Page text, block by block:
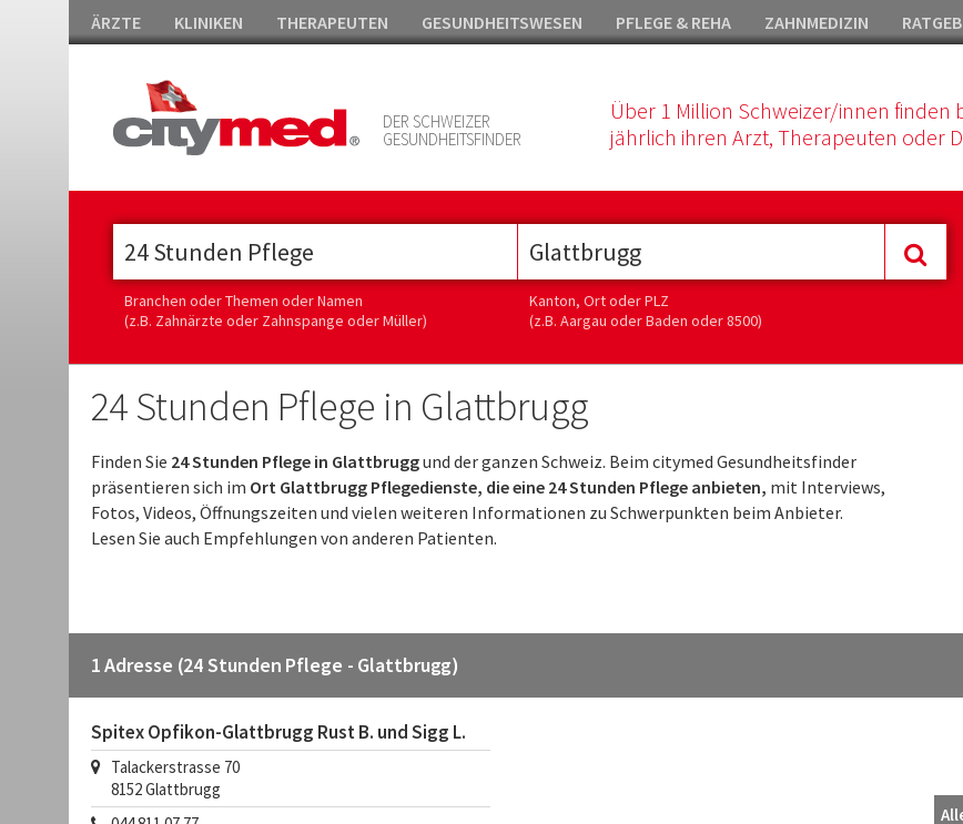
ÄRZTE KLINIKEN THERAPEUTEN GESUNDHEITSWESEN PFLEGE & REHA ZAHNMEDIZIN
DER SCHWEIZER
GESUNDHEITSFINDER
Über 1 Million Schweizer/innen finden
jährlich ihren Arzt, Therapeuten oder
Branchen oder Themen oder Namen
(z.B. Zahnärzte oder Zahnspange oder Müller)
Kanton, Ort oder PLZ
(z.B. Aargau oder Baden oder 8500)
24 Stunden Pflege in Glattbrugg
Finden Sie 24 Stunden Pflege in Glattbruggund der ganzen Schweiz. Beim citymed Gesundheitsfinder
präsentieren sich im Ort Glattbrugg Pflegedienste, die eine 24 Stunden Pflege anbieten, mit Interviews,
Fotos, Videos, Öffnungszeiten und vielen weiteren Informationen zu Schwerpunkten beim Anbieter.
Lesen Sie auch Empfehlungen von anderen Patienten.
1 Adresse (24 Stunden Pflege - Glattbrugg)
Spitex Opfikon-Glattbrugg Rust B. und Sigg L.
Talackerstrasse 70
8152Glattbrugg